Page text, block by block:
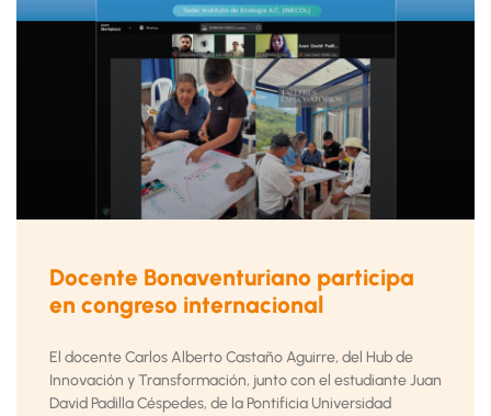
Docente Bonaventuriano participa
en congreso internacional
El docente Carlos Alberto Castaño Aguirre, del Hub de
Innovación y Transformación, junto con el estudiante Juan
David Padilla Céspedes, de la Pontificia Universidad